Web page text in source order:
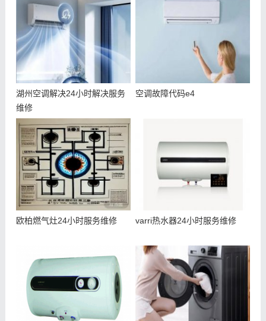
湖州空调解决24小时解决服务
维修
空调故障代码e4
欧柏燃气灶24小时服务维修 varri热水器24小时服务维修